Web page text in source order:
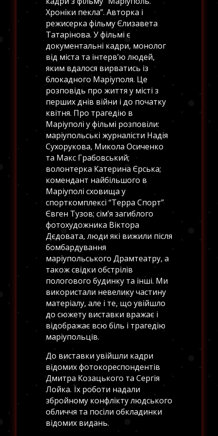
Хроніки пекла”. Авторка і
режисерка фільму Єлизавета
Татарінова. У фільмі є
документальні кадри, монолог
від міста та інтерв’ю людей,
яким вдалося вирватись із
блокадного Маріуполя. Це
розповідь про життя у місті з
перших днів війни і до початку
квітня. Про трагедію в
Маріуполі у фільмі розповіли:
маріупольські журналісти Надія
Сухорукова, Микола Осиченко
та Макс Грабовський;
волонтерка Катерина Єрська;
комендант найбільшого в
Маріуполі сховища у
спорткомплексі “Терра Спорт”
Євген Тузов; сім’я загиблого
фотохудожника Віктора
Дєдовата, люди які вижили після
бомбардування
маріупольського Драмтеатру, а
також свідки обстрілів
пологового будинку та інші. Ми
використали невелику частину
матеріалу, але і те, що увійшло
до сюжету виставки вражає і
відображає всю біль і трагедію
маріупольців.
До виставки увійшли кадри
відомих фотокореспондентів
Дмитра Козацького та Сергія
Лойка. Їх роботи надали
збройному конфлікту людського
обличчя та посіли обкладинки
відомих видань.